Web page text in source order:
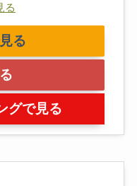
る
る
グで見る